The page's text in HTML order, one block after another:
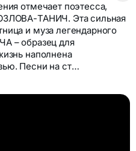
отмечает поэтесса,
ТАНИЧ. Эта сильная
и муза легендарного
– образец для
наполнена
Песни на ст…